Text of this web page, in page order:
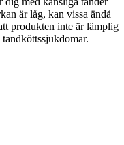
är låg, kan vissa ändå
produkten inte är lämplig